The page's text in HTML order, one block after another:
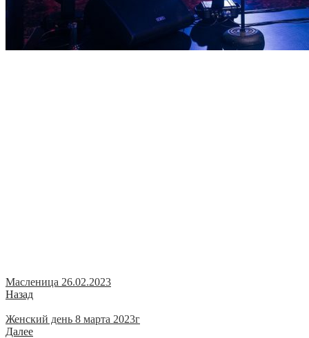
Масленица 26.02.2023
Назад
Женский день 8 марта 2023г
Далее